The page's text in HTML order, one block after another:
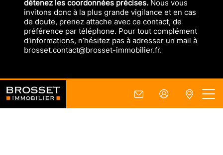
détenez les coordonnées précises. Nous vous
invitons donc à la plus grande vigilance et en cas
de doute, prenez attache avec ce contact, de
préférence par téléphone. Pour tout complément
d’informations, n’hésitez pas à adresser un mail à
brosset.contact@brosset-immobilier.fr.